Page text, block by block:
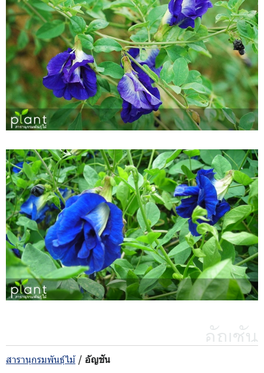
อัญชัน
สารานุกรมพันธุ์ไม้/ อัญชัน